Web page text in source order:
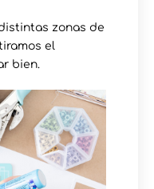
zonas de
el
bien.